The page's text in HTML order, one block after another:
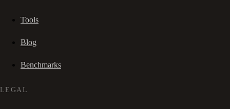
Tools
Blog
Benchmarks
LEGAL